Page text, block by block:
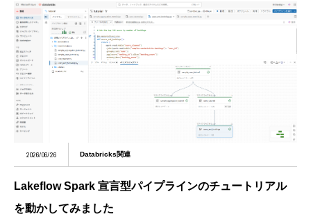
2026/06/26 Databricks関連
Lakeflow Spark 宣言型パイプラインのチュートリアル
を動かしてみました